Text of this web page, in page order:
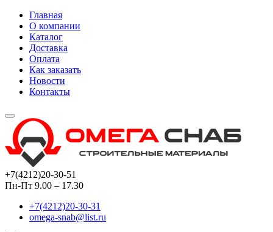
Главная
О компании
Каталог
Доставка
Оплата
Как заказать
Новости
Контакты
+7(4212)20-30-51
Пн-Пт 9.00 – 17.30
+7(4212)20-30-31
omega-snab@list.ru